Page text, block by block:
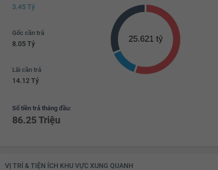
11.44 tỷ
11.46 tỷ
11.48 tỷ
11.5 tỷ
3.45 Tỷ
Gốc cần trả
8.05 Tỷ
Lãi cần trả
14.12 Tỷ
Số tiền trả tháng đầu:
86.25 Triệu
VỊ TRÍ & TIỆN ÍCH KHU VỰC XUNG QUANH